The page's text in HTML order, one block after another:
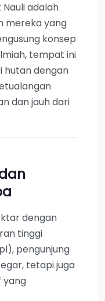
Nauli adalah
mereka yang
konsep
tempat ini
hutan dengan
dan jauh dari
dengan
tinggi
pengunjung
tetapi juga
yang